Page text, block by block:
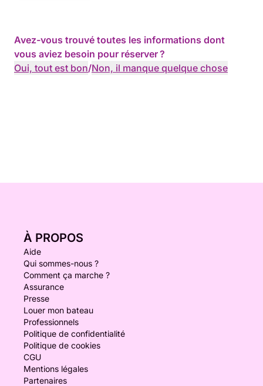
Avez-vous trouvé toutes les informations dont
vous aviez besoin pour réserver ?
Oui, tout est bon/Non, il manque quelque chose
À PROPOS
Aide
Qui sommes-nous ?
Comment ça marche ?
Assurance
Presse
Louer mon bateau
Professionnels
Politique de confidentialité
Politique de cookies
CGU
Mentions légales
Partenaires